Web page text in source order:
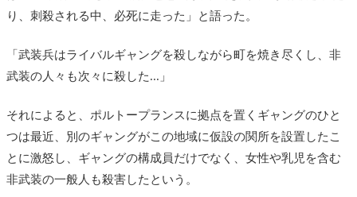
り、刺殺される中、必死に走った」と語った。
「武装兵はライバルギャングを殺しながら町を焼き尽くし、非
武装の人々も次々に殺した...」
それによると、ポルトープランスに拠点を置くギャングのひと
つは最近、別のギャングがこの地域に仮設の関所を設置したこ
とに激怒し、ギャングの構成員だけでなく、女性や乳児を含む
非武装の一般人も殺害したという。